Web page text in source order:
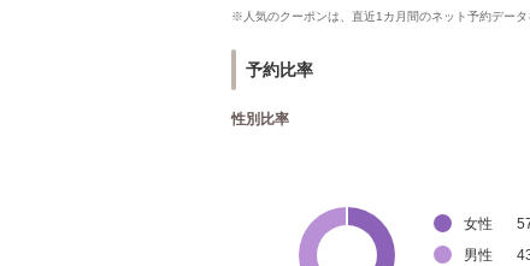
※人気のクーポンは、直近1カ月間のネット予約データ
予約比率
性別比率
女性
男性